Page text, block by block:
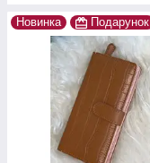
Новинка Подарунок